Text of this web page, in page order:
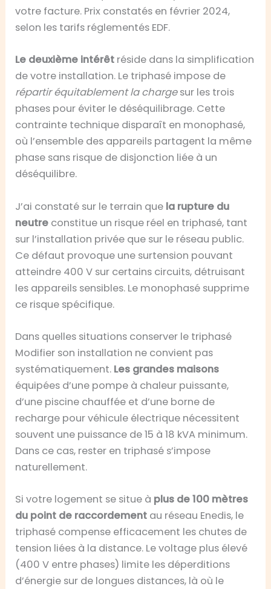
votre facture. Prix constatés en février 2024,
selon les tarifs réglementés EDF.
Le deuxième intérêt réside dans la simplification
de votre installation. Le triphasé impose de
répartir équitablement la chargesur les trois
phases pour éviter le déséquilibrage. Cette
contrainte technique disparaît en monophasé,
où l’ensemble des appareils partagent la même
phase sans risque de disjonction liée à un
déséquilibre.
J’ai constaté sur le terrain que la rupture du
neutre constitue un risque réel en triphasé, tant
sur l’installation privée que sur le réseau public.
Ce défaut provoque une surtension pouvant
atteindre 400 V sur certains circuits, détruisant
les appareils sensibles. Le monophasé supprime
ce risque spécifique.
Dans quelles situations conserver le triphasé
Modifier son installation ne convient pas
systématiquement. Les grandes maisons
équipées d’une pompe à chaleur puissante,
d’une piscine chauffée et d’une borne de
recharge pour véhicule électrique nécessitent
souvent une puissance de 15 à 18 kVA minimum.
Dans ce cas, rester en triphasé s’impose
naturellement.
Si votre logement se situe à plus de 100 mètres
du point de raccordement au réseau Enedis, le
triphasé compense efficacement les chutes de
tension liées à la distance. Le voltage plus élevé
(400 V entre phases) limite les déperditions
d’énergie sur de longues distances, là où le